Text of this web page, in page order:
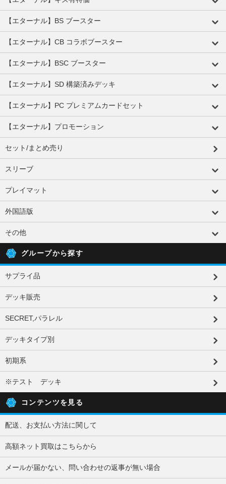
【エターナル】BS ブースター
【エターナル】CB コラボブースター
【エターナル】BSC ブースター
【エターナル】SD 構築済みデッキ
【エターナル】PC プレミアムカードセット
【エターナル】プロモーション
セット/まとめ売り
スリーブ
プレイマット
外国語版
その他
グループから探す
サプライ品
デッキ販売
SECRET,パラレル
デッキタイプ別
初期系
※テスト デッキ
コンテンツを見る
配送、お支払い方法に関して
高額ネット買取はこちらから
メールが届かない、問い合わせの返事が無い場合